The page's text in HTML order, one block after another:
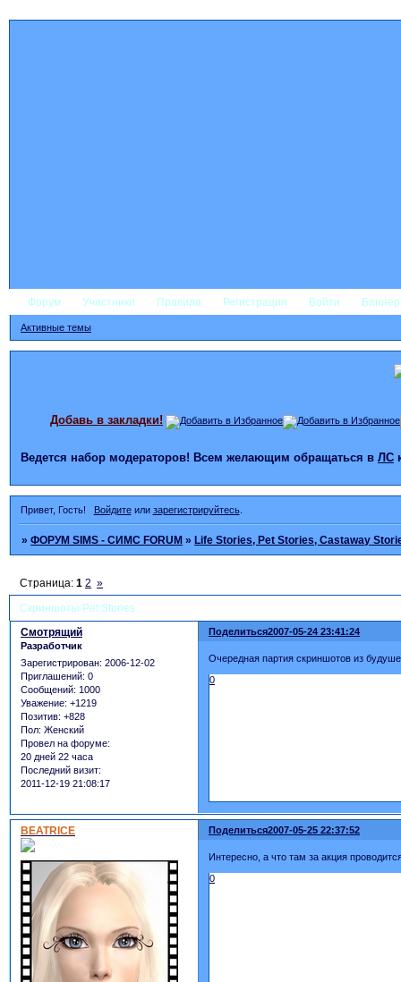
Форум Участники Правила Регистрация Войти
Активные темы
Добавь в закладки!
Ведется набор модераторов! Всем желающим обращаться в ЛС
Привет, Гость! Войдитеили зарегистрируйтесь.
»ФОРУМ SIMS - СИМС FORUM »Life Stories, Pet Stories, Castaway
Скриншоты Pet Stories
Страница:1 2 »
Поделиться2007-05-24 23:41:24
Смотрящий
Разработчик
Зарегистрирован: 2006-12-02
Приглашений: 0
Сообщений: 1000
Уважение: +1219
Позитив: +828
Пол: Женский
Провел на форуме:
20 дней 22 часа
Последний визит:
2011-12-19 21:08:17
Очередная партия скриншотов из
0
Поделиться2007-05-25 22:37:52
BEATRICE
Интересно, а что там за акция
0